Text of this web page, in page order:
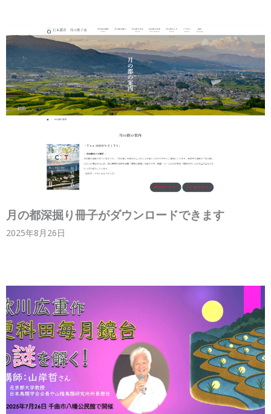
月の都深掘り冊子がダウンロードできます
2025年8月26日